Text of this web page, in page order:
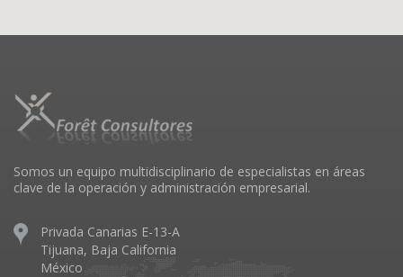
Somos un equipo multidisciplinario de especialistas en áreas
clave de la operación y administración empresarial.
Privada Canarias E-13-A
Tijuana, Baja California
México